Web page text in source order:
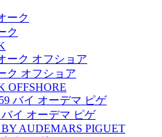
ク
ク オフショア
OFFSHORE
バイ オーデマ ピゲ
BY AUDEMARS PIGUET